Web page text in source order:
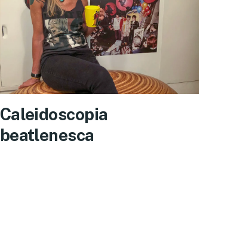
Caleidoscopia
beatlenesca